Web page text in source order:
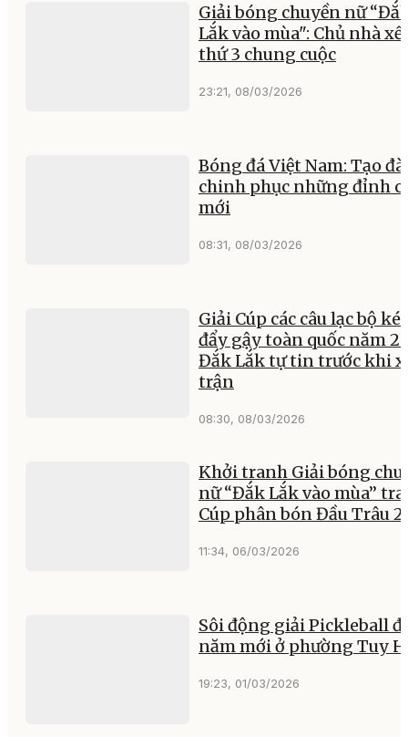
Giải bóng chuyền nữ
Lắk vào mùa": Chủ nhà
thứ 3 chung cuộc
23:21, 08/03/2026
Bóng đá Việt Nam: Tạo đà
chinh phục những đỉnh
mới
08:31, 08/03/2026
Giải Cúp các câu lạc bộ
đẩy gậy toàn quốc năm
Đắk Lắk tự tin trước khi
trận
08:30, 08/03/2026
Khởi tranh Giải bóng
nữ “Đắk Lắk vào mùa”
Cúp phân bón Đầu Trâu
11:34, 06/03/2026
Sôi động giải Pickleball
năm mới ở phường Tuy
19:23, 01/03/2026